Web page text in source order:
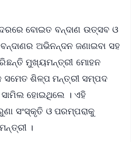
ବୋଇତ ବନ୍ଦାଣ ଉତ୍ସବ ଓ
ଅଭିନନ୍ଦନ ଜଣାଇବା ସହ
ମୁଖ୍ୟମନ୍ତ୍ରୀ ମୋହନ
ସମେତ ଶିଳ୍ପ ମନ୍ତ୍ରୀ ସମ୍ପଦ
ସାମିଲ ହୋଇଥିଲେ । ଏହି
ସଂସ୍କୃତି ଓ ପରମ୍ପରାକୁ
।